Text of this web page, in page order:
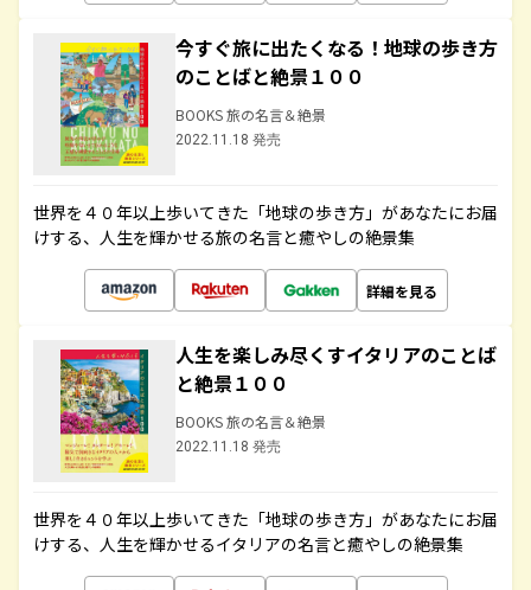
今すぐ旅に出たくなる！地球の歩き方
のことばと絶景１００
BOOKS 旅の名言＆絶景
2022.11.18 発売
世界を４０年以上歩いてきた「地球の歩き方」があなたにお届
けする、人生を輝かせる旅の名言と癒やしの絶景集
詳細を見る
人生を楽しみ尽くすイタリアのことば
と絶景１００
BOOKS 旅の名言＆絶景
2022.11.18 発売
世界を４０年以上歩いてきた「地球の歩き方」があなたにお届
けする、人生を輝かせるイタリアの名言と癒やしの絶景集